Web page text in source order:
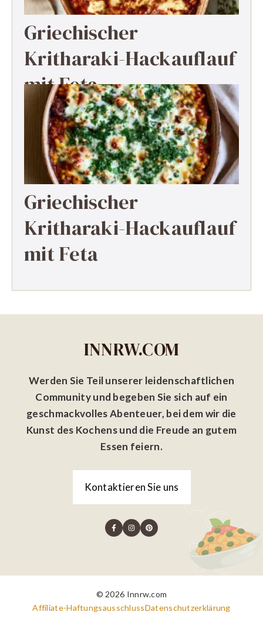
Griechischer
Kritharaki-Hackauflauf
mit Feta
Griechischer
Kritharaki-Hackauflauf
mit Feta
INNRW.COM
Werden Sie Teil unserer leidenschaftlichen
Community und begeben Sie sich auf ein
geschmackvolles Abenteuer, bei dem wir die
Kunst des Kochens und die Freude an gutem
Essen feiern.
Kontaktieren Sie uns
© 2026 Innrw.com
Affiliate-HaftungsausschlussDatenschutzerklärung